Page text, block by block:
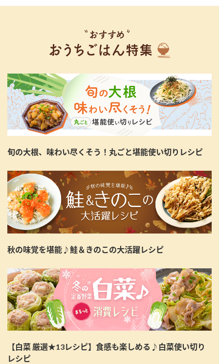
旬の大根、味わい尽くそう！丸ごと堪能使い切りレシピ
秋の味覚を堪能♪鮭＆きのこの大活躍レシピ
【白菜 厳選★13レシピ】食感も楽しめる♪白菜使い切り
レシピ